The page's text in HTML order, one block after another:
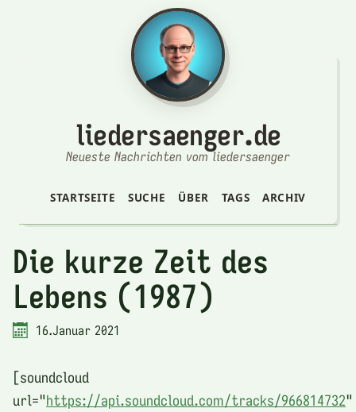
liedersaenger.de
Neueste Nachrichten vom liedersaenger
STARTSEITE SUCHE ÜBER TAGS ARCHIV
Die kurze Zeit des
Lebens (1987)
16.Januar 2021
[soundcloud
url="https://api.soundcloud.com/tracks/966814732"